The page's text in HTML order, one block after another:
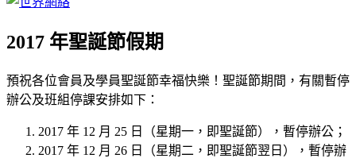
2017 年聖誕節假期
預祝各位會員及學員聖誕節幸福快樂！聖誕節期間，有關暫停
辦公及班組停課安排如下：
2017 年 12 月 25 日（星期一，即聖誕節），暫停辦公；
2017 年 12 月 26 日（星期二，即聖誕節翌日），暫停辦